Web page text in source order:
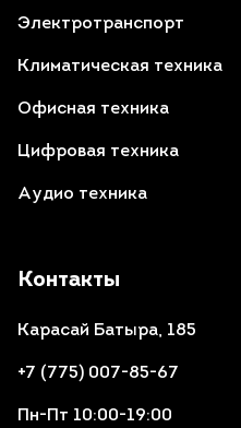
Контакты
Карасай Батыра, 185
+7 (775) 007-85-67
Пн-Пт 10:00-19:00
Электротранспорт
Климатическая техника
Офисная техника
Цифровая техника
Аудио техника